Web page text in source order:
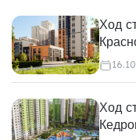
Ход
Ход